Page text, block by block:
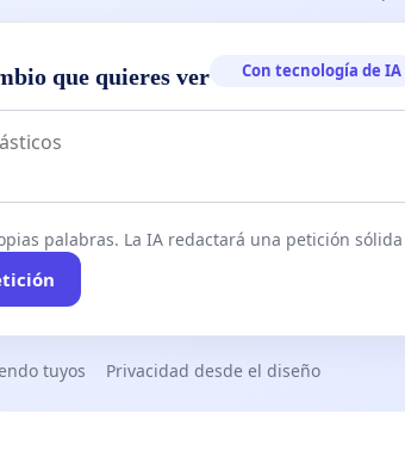
que quieres ver Con tecnología de IA
palabras. La IA redactará una petición
tuyos Privacidad desde el diseño